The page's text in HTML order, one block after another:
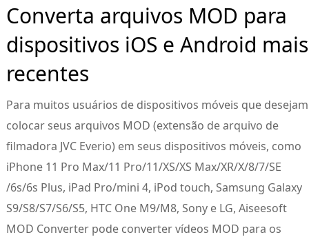
Converta arquivos MOD para
dispositivos iOS e Android mais
recentes
Para muitos usuários de dispositivos móveis que desejam
colocar seus arquivos MOD (extensão de arquivo de
filmadora JVC Everio) em seus dispositivos móveis, como
iPhone 11 Pro Max/11 Pro/11/XS/XS Max/XR/X/8/7/SE
/6s/6s Plus, iPad Pro/mini 4, iPod touch, Samsung Galaxy
S9/S8/S7/S6/S5, HTC One M9/M8, Sony e LG, Aiseesoft
MOD Converter pode converter vídeos MOD para os